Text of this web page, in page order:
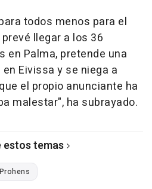
todos menos para el
llegar a los 36
en Palma, pretende una
Eivissa y se niega a
el propio anunciante ha
malestar", ha subrayado.
estos temas